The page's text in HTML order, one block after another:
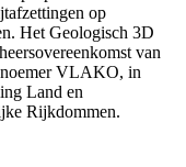
op
Het Geologisch 3D
van
VLAKO, in
Land en
Rijkdommen.